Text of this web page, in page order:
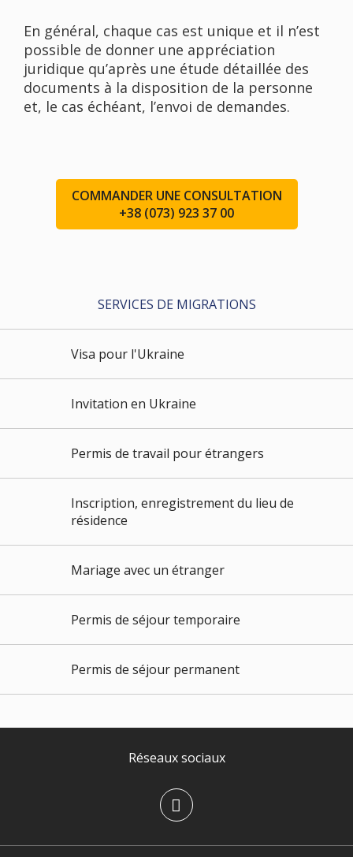
En général, chaque cas est unique et il n’est
possible de donner une appréciation
juridique qu’après une étude détaillée des
documents à la disposition de la personne
et, le cas échéant, l’envoi de demandes.
COMMANDER UNE CONSULTATION
+38 (073) 923 37 00
SERVICES DE MIGRATIONS
Visa pour l'Ukraine
Invitation en Ukraine
Permis de travail pour étrangers
Inscription, enregistrement du lieu de
résidence
Mariage avec un étranger
Permis de séjour temporaire
Permis de séjour permanent
Réseaux sociaux